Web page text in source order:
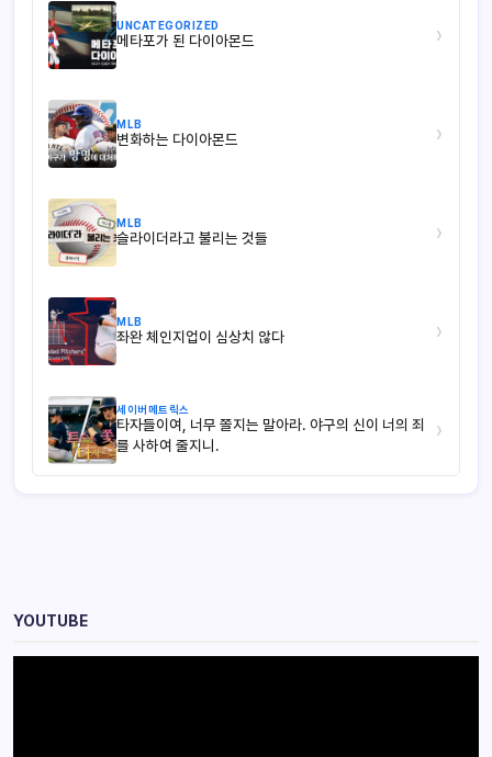
UNCATEGORIZED
메타포가 된 다이아몬드 ›
MLB
변화하는 다이아몬드 ›
MLB
슬라이더라고 불리는 것들 ›
MLB
좌완 체인지업이 심상치 않다 ›
세이버메트릭스
타자들이여, 너무 쫄지는 말아라. 야구의 신이 너의 죄
를 사하여 줄지니.
›
YOUTUBE